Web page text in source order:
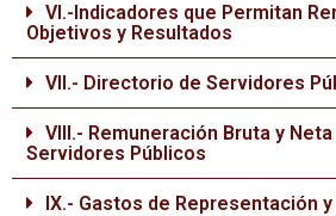
VI.-Indicadores que Permitan
Objetivos y Resultados
VII.- Directorio de Servidores
VIII.- Remuneración Bruta y
Servidores Públicos
IX.- Gastos de Representación